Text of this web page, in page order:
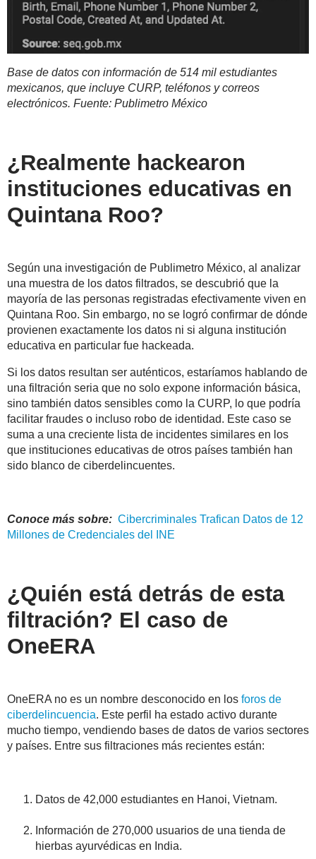
Base de datos con información de 514 mil estudiantes
mexicanos, que incluye CURP, teléfonos y correos
electrónicos. Fuente: Publimetro México
¿Realmente hackearon
instituciones educativas en
Quintana Roo?
Según una investigación de Publimetro México, al analizar
una muestra de los datos filtrados, se descubrió que la
mayoría de las personas registradas efectivamente viven en
Quintana Roo. Sin embargo, no se logró confirmar de dónde
provienen exactamente los datos ni si alguna institución
educativa en particular fue hackeada.
Si los datos resultan ser auténticos, estaríamos hablando de
una filtración seria que no solo expone información básica,
sino también datos sensibles como la CURP, lo que podría
facilitar fraudes o incluso robo de identidad. Este caso se
suma a una creciente lista de incidentes similares en los
que instituciones educativas de otros países también han
sido blanco de ciberdelincuentes.
Conoce más sobre: Cibercriminales Trafican Datos de 12
Millones de Credenciales del INE
¿Quién está detrás de esta
filtración? El caso de
OneERA
OneERA no es un nombre desconocido en los foros de
ciberdelincuencia. Este perfil ha estado activo durante
mucho tiempo, vendiendo bases de datos de varios sectores
y países. Entre sus filtraciones más recientes están:
Datos de 42,000 estudiantes en Hanoi, Vietnam.
Información de 270,000 usuarios de una tienda de
hierbas ayurvédicas en India.